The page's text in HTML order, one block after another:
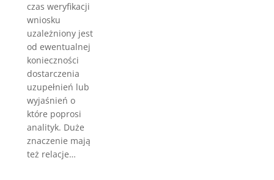
czas weryfikacji
wniosku
uzależniony jest
od ewentualnej
konieczności
dostarczenia
uzupełnień lub
wyjaśnień o
które poprosi
analityk. Duże
znaczenie mają
też relacje…